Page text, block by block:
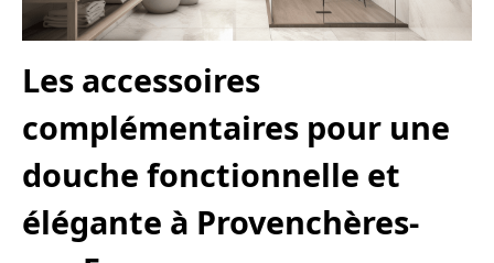
Les accessoires
complémentaires pour une
douche fonctionnelle et
élégante à Provenchères-